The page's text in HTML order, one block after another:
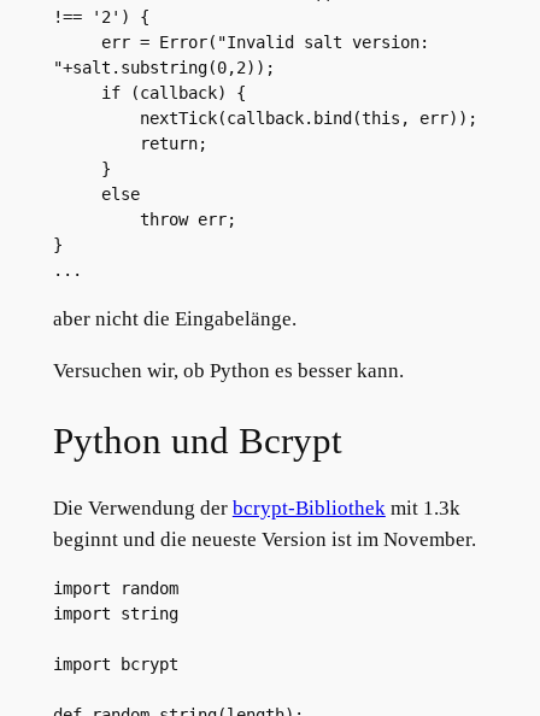
!== '2') {
"+salt.substring(0,2));
     if (callback) {
         nextTick(callback.bind(this, err));
         return;
     }
     else
         throw err;
}
...
aber nicht die Eingabelänge.
Versuchen wir, ob Python es besser kann.
Python und Bcrypt
Die Verwendung der bcrypt-Bibliothekmit 1.3k
beginnt und die neueste Version ist im November.
import random
import string
import bcrypt